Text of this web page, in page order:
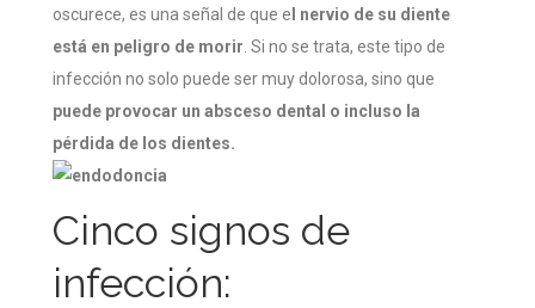
oscurece, es una señal de que e l nervio de su diente
está en peligro de morir . Si no se trata, este tipo de
infección no solo puede ser muy dolorosa, sino que
puede provocar un absceso dental o incluso la
pérdida de los dientes.
Cinco signos de
infección: